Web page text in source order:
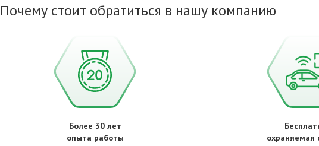
Почему стоит обратиться в нашу компанию
Более 30 лет
опыта работы
охраняемая